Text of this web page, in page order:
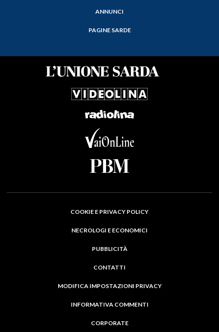
ANNUNCI
PAGINE SARDE
COOKIE E PRIVACY POLICY
NECROLOGI E ECONOMICI
PUBBLICITÀ
CONTATTI
MODIFICA IMPOSTAZIONI PRIVACY
INFORMATIVA COMMENTI
CORPORATE